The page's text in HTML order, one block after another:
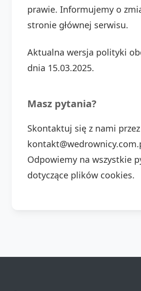
prawie. Informujemy o
stronie głównej serwisu.
Aktualna wersja polityki
dnia 15.03.2025.
Masz pytania?
Skontaktuj się z nami
Odpowiemy na wszystkie
dotyczące plików cookies.